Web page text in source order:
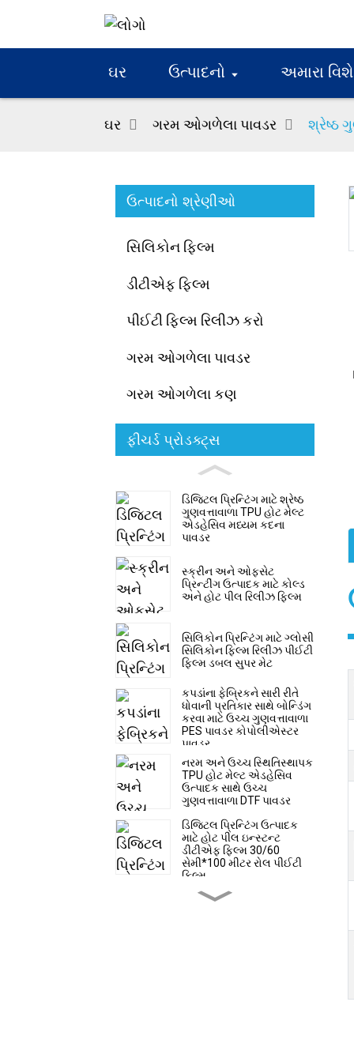
ઘર ઉત્પાદનો અમારા વિશે
ઘર ગરમ ઓગળેલા પાવડર શ્રેષ્ઠ
ઉત્પાદનો શ્રેણીઓ
સિલિકોન ફિલ્મ
ડીટીએફ ફિલ્મ
પીઈટી ફિલ્મ રિલીઝ કરો
ગરમ ઓગળેલા પાવડર
ગરમ ઓગળેલા કણ
ફીચર્ડ પ્રોડક્ટ્સ
ડિજિટલ પ્રિન્ટિંગ માટે શ્રેષ્ઠ
ગુણવત્તાવાળા TPU હોટ મેલ્ટ
એડહેસિવ મધ્યમ કદના
પાવડર
સ્ક્રીન અને ઓફસેટ
પ્રિન્ટીંગ ઉત્પાદક માટે કોલ્ડ
અને હોટ પીલ રિલીઝ ફિલ્મ
સિલિકોન પ્રિન્ટિંગ માટે ગ્લોસી
સિલિકોન ફિલ્મ રિલીઝ પીઈટી
ફિલ્મ ડબલ સુપર મેટ
કપડાંના ફેબ્રિકને સારી રીતે
ધોવાની પ્રતિકાર સાથે બોન્ડિંગ
કરવા માટે ઉચ્ચ ગુણવત્તાવાળા
PES પાવડર કોપોલીએસ્ટર
પાવડર
નરમ અને ઉચ્ચ સ્થિતિસ્થાપક
TPU હોટ મેલ્ટ એડહેસિવ
ઉત્પાદક સાથે ઉચ્ચ
ગુણવત્તાવાળા DTF પાવડર
ડિજિટલ પ્રિન્ટિંગ ઉત્પાદક
માટે હોટ પીલ ઇન્સ્ટન્ટ
ડીટીએફ ફિલ્મ 30/60
સેમી*100 મીટર રોલ પીઈટી
ફિલ્મ
ઉચ્ચ ગુણવત્તાનો સુપર સોફ્ટ
Loading...
Loading...